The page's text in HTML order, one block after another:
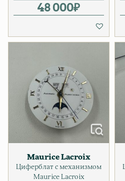
48 000₽
Maurice Lacroix
Циферблат с механизмом
Maurice Lacroix